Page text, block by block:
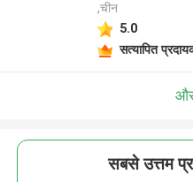
,चीन
5.0
सत्यापित
सबसे उत्तम